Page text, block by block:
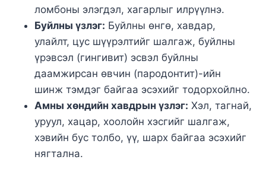
ломбоны элэгдэл, хагарлыг илрүүлнэ.
Буйлны үзлэг: Буйлны өнгө, хавдар,
улайлт, цус шүүрэлтийг шалгаж, буйлны
үрэвсэл (гингивит) эсвэл буйлны
даамжирсан өвчин (пародонтит)-ийн
шинж тэмдэг байгаа эсэхийг тодорхойлно.
Амны хөндийн хавдрын үзлэг: Хэл, тагнай,
уруул, хацар, хоолойн хэсгийг шалгаж,
хэвийн бус толбо, үү, шарх байгаа эсэхийг
нягтална.